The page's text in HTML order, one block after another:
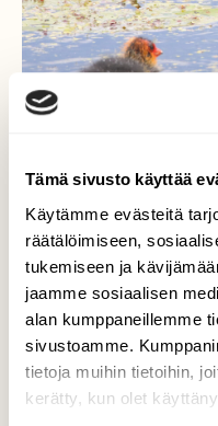
Tämä sivusto käyttää
Käytämme evästeitä
räätälöimiseen,
tukemiseen ja
jaamme sosiaalisen
alan kumppaneillemme
sivustoamme.
tietoja muihin tietoihin,
kerätty, kun olet
Päivät
Ainakin
puuhaa näiden